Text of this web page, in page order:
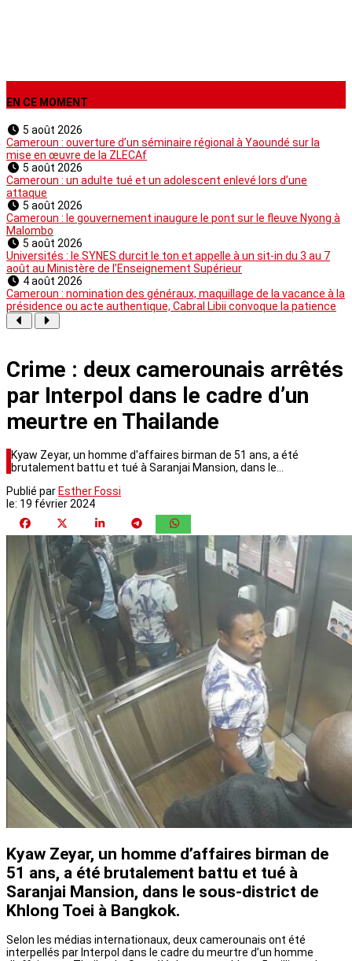
EN CE MOMENT
5 août 2026
Cameroun : ouverture d’un séminaire régional à Yaoundé sur la
mise en œuvre de la ZLECAf
5 août 2026
Cameroun : un adulte tué et un adolescent enlevé lors d’une
attaque
5 août 2026
Cameroun : le gouvernement inaugure le pont sur le fleuve Nyong à
Malombo
5 août 2026
Universités : le SYNES durcit le ton et appelle à un sit-in du 3 au 7
août au Ministère de l’Enseignement Supérieur
4 août 2026
Cameroun : nomination des généraux, maquillage de la vacance à la
présidence ou acte authentique, Cabral Libii convoque la patience
Crime : deux camerounais arrêtés
par Interpol dans le cadre d’un
meurtre en Thailande
Kyaw Zeyar, un homme d'affaires birman de 51 ans, a été
brutalement battu et tué à Saranjai Mansion, dans le…
Publié par Esther Fossi
le: 19 février 2024
Kyaw Zeyar, un homme d’affaires birman de
51 ans, a été brutalement battu et tué à
Saranjai Mansion, dans le sous-district de
Khlong Toei à Bangkok.
Selon les médias internationaux, deux camerounais ont été
interpellés par Interpol dans le cadre du meurtre d’un homme